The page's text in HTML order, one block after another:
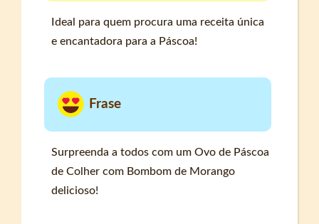
Ideal para quem procura uma receita única
e encantadora para a Páscoa!
Frase
Surpreenda a todos com um Ovo de Páscoa
de Colher com Bombom de Morango
delicioso!